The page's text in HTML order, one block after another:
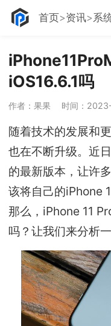
首页 资讯 系
iOS16.6.1吗
作者：果果 时间：
随着技术的发展和
也在不断升级。近
的最新版本，让许
该将自己的iPhone
那么，iPhone 11
吗？让我们来分析一